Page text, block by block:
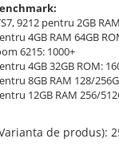
9212 pentru 2GB
4GB RAM 64GB
6215: 1000+
4GB 32GB ROM:
8GB RAM 128/
12GB RAM 256/
de produs):